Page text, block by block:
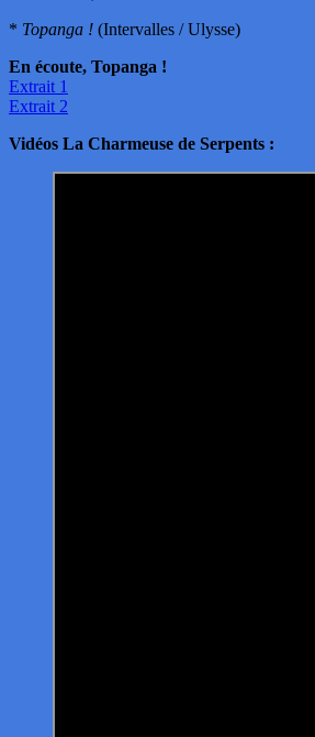
* Topanga ! (Intervalles / Ulysse)
En écoute, Topanga !
Extrait 1
Extrait 2
Vidéos La Charmeuse de Serpents :